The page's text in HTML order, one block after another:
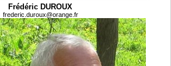
Frédéric DUROUX
frederic.duroux@orange.fr